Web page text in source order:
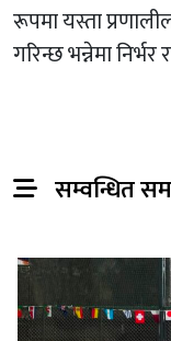
रूपमा यस्ता
गरिन्छ भन्नेमा
सम्वन्धित